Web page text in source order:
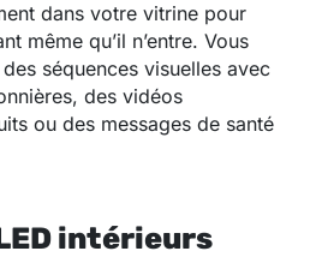
dans votre vitrine pour
même qu’il n’entre. Vous
séquences visuelles avec
des vidéos
ou des messages de santé
intérieurs